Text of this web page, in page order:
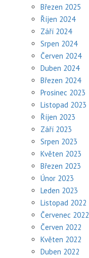
Březen 2025
Říjen 2024
Září 2024
Srpen 2024
Červen 2024
Duben 2024
Březen 2024
Prosinec 2023
Listopad 2023
Říjen 2023
Září 2023
Srpen 2023
Květen 2023
Březen 2023
Únor 2023
Leden 2023
Listopad 2022
Červenec 2022
Červen 2022
Květen 2022
Duben 2022